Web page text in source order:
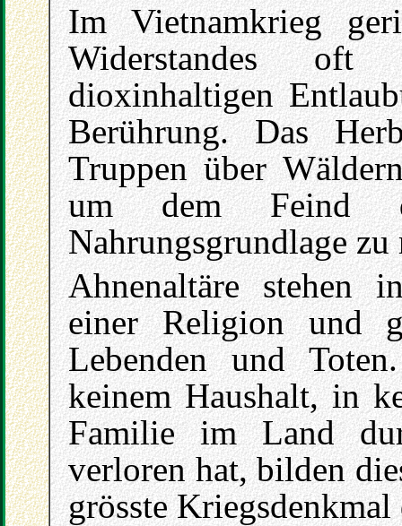
Im Vietnamkrieg
Widerstandes
dioxinhaltigen
Berührung. Das
Truppen über
um dem Feind
Nahrungsgrundlage zu
Ahnenaltäre stehen
einer Religion und
Lebenden und
keinem Haushalt, in
Familie im Land
verloren hat, bilden
grösste Kriegsdenkmal